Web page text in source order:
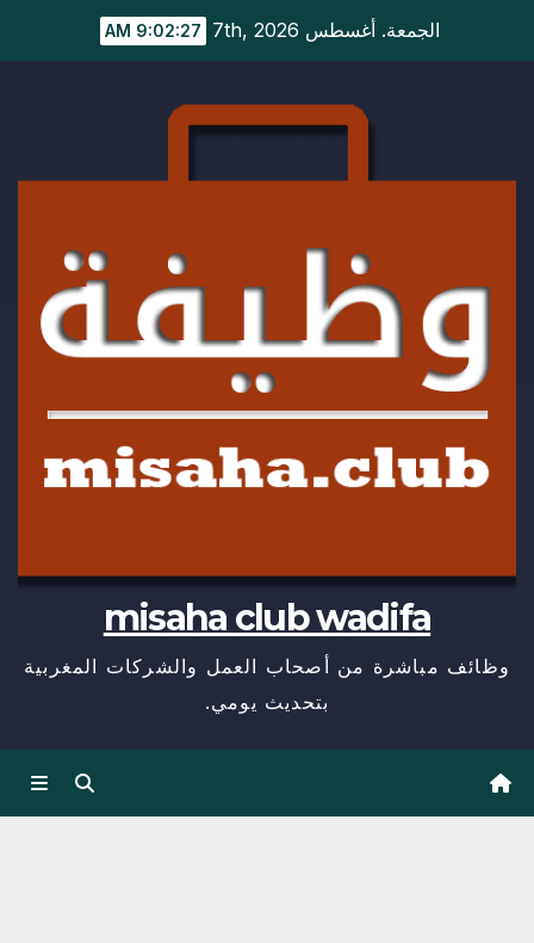
الجمعة. أغسطس 7th, 2026 9:02:28 AM
misaha club wadifa
وظائف مباشرة من أصحاب العمل والشركات المغربية
بتحديث يومي.